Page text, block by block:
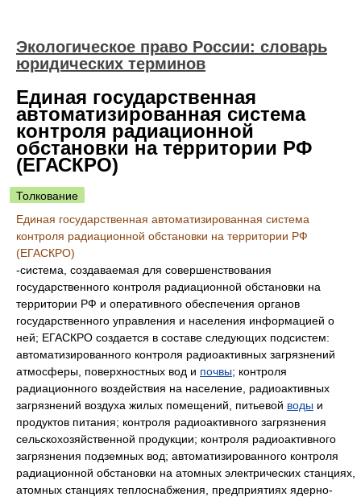
Экологическое право России: словарь
юридических терминов
Единая государственная
автоматизированная система
контроля радиационной
обстановки на территории РФ
(ЕГАСКРО)
Толкование
Единая государственная автоматизированная система
контроля радиационной обстановки на территории РФ
(ЕГАСКРО)
-система, создаваемая для совершенствования
государственного контроля радиационной обстановки на
территории РФ и оперативного обеспечения органов
государственного управления и населения информацией о
ней; ЕГАСКРО создается в составе следующих подсистем:
автоматизированного контроля радиоактивных загрязнений
атмосферы, поверхностных вод и почвы; контроля
радиационного воздействия на население, радиоактивных
загрязнений воздуха жилых помещений, питьевой воды и
продуктов питания; контроля радиоактивного загрязнения
сельскохозяйственной продукции; контроля радиоактивного
загрязнения подземных вод; автоматизированного контроля
радиационной обстановки на атомных электрических станциях,
атомных станциях теплоснабжения, предприятиях ядерно-